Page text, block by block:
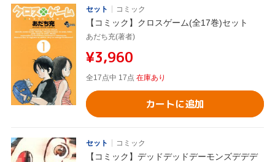
セット コミック
【コミック】クロスゲーム(全17巻)セット
あだち充(著者)
¥3,960
全17点中 17点 在庫あり
カートに追加
セット コミック
【コミック】デッドデッドデーモンズデデデ